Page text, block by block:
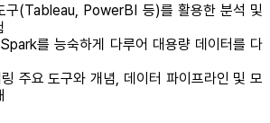
구(Tableau, PowerBI 등)를 활용한 분석 및
를 능숙하게 다루어 대용량 데이터를 다
주요 도구와 개념, 데이터 파이프라인 및 모